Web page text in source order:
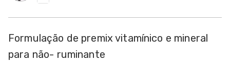
Formulação de premix vitamínico e mineral
para não- ruminante